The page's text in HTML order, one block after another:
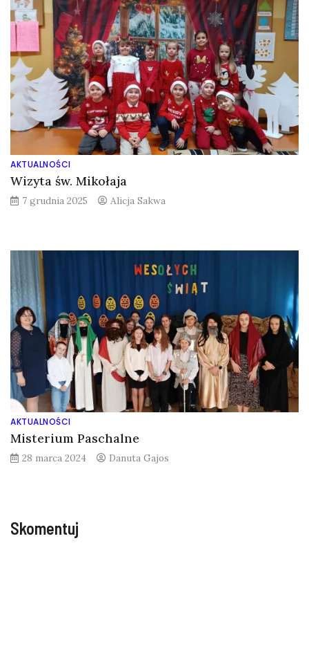
AKTUALNOŚCI
Wizyta św. Mikołaja
7 grudnia 2025 Alicja Sakwa
AKTUALNOŚCI
Misterium Paschalne
28 marca 2024 Danuta Gajos
Skomentuj